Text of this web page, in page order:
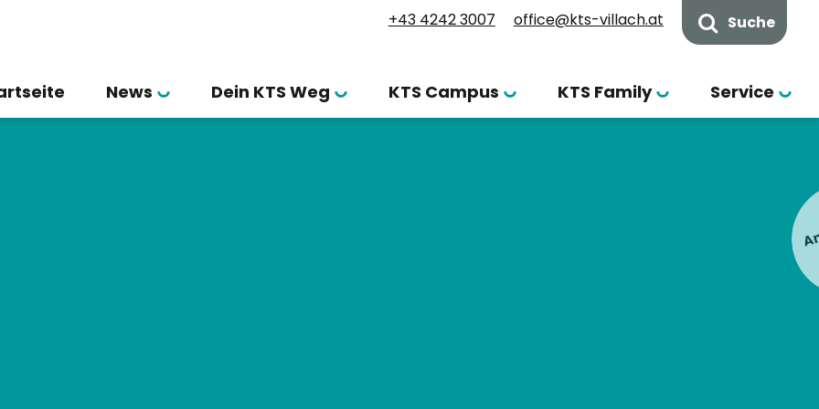
+43 4242 3007 office@kts-villach.at Suche
News Dein KTS Weg KTS Campus KTS Family Service